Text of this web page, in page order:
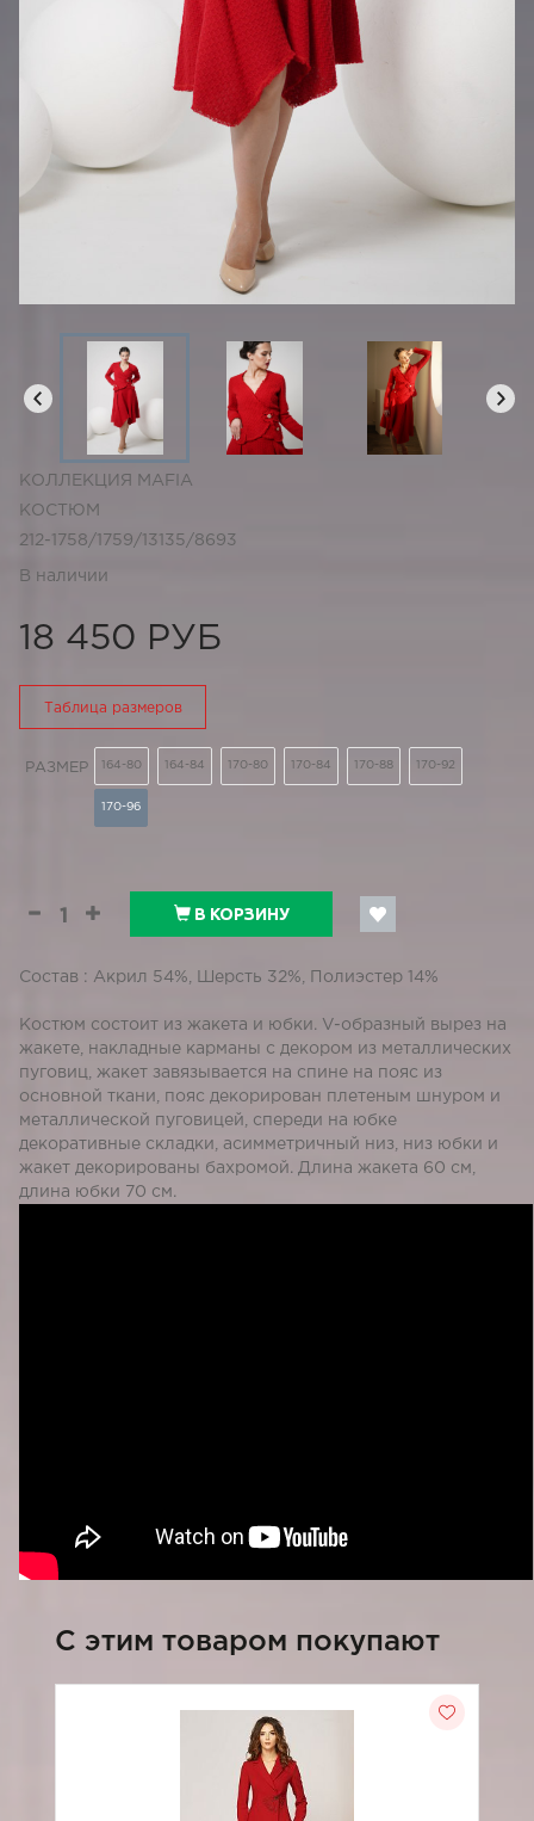
КОЛЛЕКЦИЯ MAFIA
КОСТЮМ
212-1758/1759/13135/8693
В наличии
18 450 РУБ
Таблица размеров
РАЗМЕР 164-80 164-84 170-80 170-84 170-88 170-92
170-96
В КОРЗИНУ
Состав : Акрил 54%, Шерсть 32%, Полиэстер 14%
Костюм состоит из жакета и юбки. V-образный вырез на
жакете, накладные карманы с декором из металлических
пуговиц, жакет завязывается на спине на пояс из
основной ткани, пояс декорирован плетеным шнуром и
металлической пуговицей, спереди на юбке
декоративные складки, асимметричный низ, низ юбки и
жакет декорированы бахромой. Длина жакета 60 см,
длина юбки 70 см.
C этим товаром покупают